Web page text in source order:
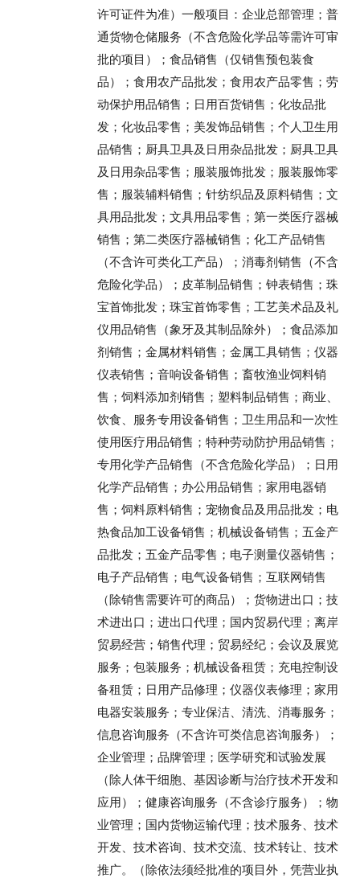
许可证件为准）一般项目：企业总部管理；普
通货物仓储服务（不含危险化学品等需许可审
批的项目）；食品销售（仅销售预包装食
品）；食用农产品批发；食用农产品零售；劳
动保护用品销售；日用百货销售；化妆品批
发；化妆品零售；美发饰品销售；个人卫生用
品销售；厨具卫具及日用杂品批发；厨具卫具
及日用杂品零售；服装服饰批发；服装服饰零
售；服装辅料销售；针纺织品及原料销售；文
具用品批发；文具用品零售；第一类医疗器械
销售；第二类医疗器械销售；化工产品销售
（不含许可类化工产品）；消毒剂销售（不含
危险化学品）；皮革制品销售；钟表销售；珠
宝首饰批发；珠宝首饰零售；工艺美术品及礼
仪用品销售（象牙及其制品除外）；食品添加
剂销售；金属材料销售；金属工具销售；仪器
仪表销售；音响设备销售；畜牧渔业饲料销
售；饲料添加剂销售；塑料制品销售；商业、
饮食、服务专用设备销售；卫生用品和一次性
使用医疗用品销售；特种劳动防护用品销售；
专用化学产品销售（不含危险化学品）；日用
化学产品销售；办公用品销售；家用电器销
售；饲料原料销售；宠物食品及用品批发；电
热食品加工设备销售；机械设备销售；五金产
品批发；五金产品零售；电子测量仪器销售；
电子产品销售；电气设备销售；互联网销售
（除销售需要许可的商品）；货物进出口；技
术进出口；进出口代理；国内贸易代理；离岸
贸易经营；销售代理；贸易经纪；会议及展览
服务；包装服务；机械设备租赁；充电控制设
备租赁；日用产品修理；仪器仪表修理；家用
电器安装服务；专业保洁、清洗、消毒服务；
信息咨询服务（不含许可类信息咨询服务）；
企业管理；品牌管理；医学研究和试验发展
（除人体干细胞、基因诊断与治疗技术开发和
应用）；健康咨询服务（不含诊疗服务）；物
业管理；国内货物运输代理；技术服务、技术
开发、技术咨询、技术交流、技术转让、技术
推广。（除依法须经批准的项目外，凭营业执